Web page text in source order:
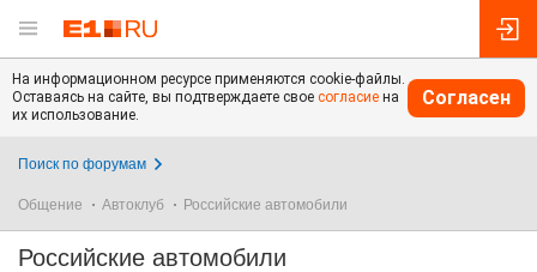
На информационном ресурсе применяются cookie-файлы.
Оставаясь на сайте, вы подтверждаете свое согласие на
их использование.
Согласен
Поиск по форумам
Общение Автоклуб Российские автомобили
Российские автомобили